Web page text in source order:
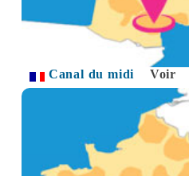
Canal du midi Voir